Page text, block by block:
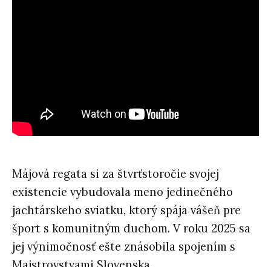
Májová regata si za štvrťstoročie svojej
existencie vybudovala meno jedinečného
jachtárskeho sviatku, ktorý spája vášeň pre
šport s komunitným duchom. V roku 2025 sa
jej výnimočnosť ešte znásobila spojením s